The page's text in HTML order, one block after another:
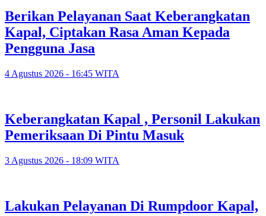
Berikan Pelayanan Saat Keberangkatan
Kapal, Ciptakan Rasa Aman Kepada
Pengguna Jasa
4 Agustus 2026 - 16:45 WITA
Keberangkatan Kapal , Personil Lakukan
Pemeriksaan Di Pintu Masuk
3 Agustus 2026 - 18:09 WITA
Lakukan Pelayanan Di Rumpdoor Kapal,